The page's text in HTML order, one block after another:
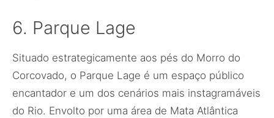
6. Parque Lage
Situado estrategicamente aos pés do Morro do
Corcovado, o Parque Lage é um espaço público
encantador e um dos cenários mais instagramáveis
do Rio. Envolto por uma área de Mata Atlântica